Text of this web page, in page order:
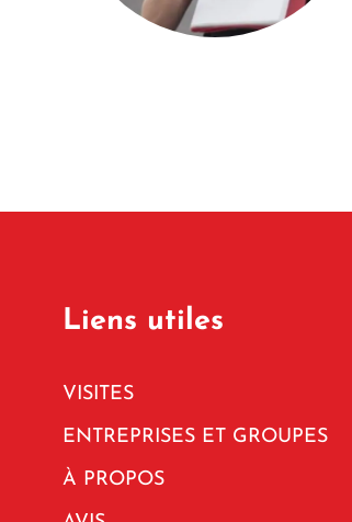
Liens utiles
VISITES
ENTREPRISES ET GROUPES
À PROPOS